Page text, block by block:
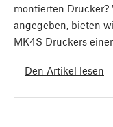
montierten Drucker?
angegeben, bieten
MK4S Druckers
Den Artikel lesen